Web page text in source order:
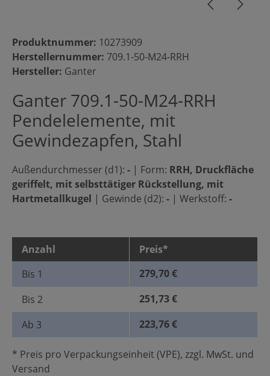
Produktnummer: 10273909
Herstellernummer: 709.1-50-M24-RRH
Hersteller: Ganter
Ganter 709.1-50-M24-RRH
Pendelelemente, mit
Gewindezapfen, Stahl
Außendurchmesser (d1): - | Form: RRH, Druckfläche
geriffelt, mit selbsttätiger Rückstellung, mit
Hartmetallkugel | Gewinde (d2): - | Werkstoff: -
Anzahl
Preis*
Bis 1
279,70 €
Bis 2
251,73 €
Ab 3 223,76 €
* Preis pro Verpackungseinheit (VPE), zzgl. MwSt. und
Versand